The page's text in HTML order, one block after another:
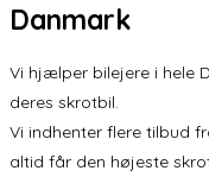
Danmark
Vi hjælper bilejere i hele
deres skrotbil.
Vi indhenter flere tilbud
altid får den højeste